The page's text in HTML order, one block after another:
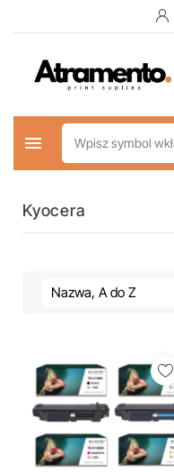

Kyocera
Nazwa, A do Z